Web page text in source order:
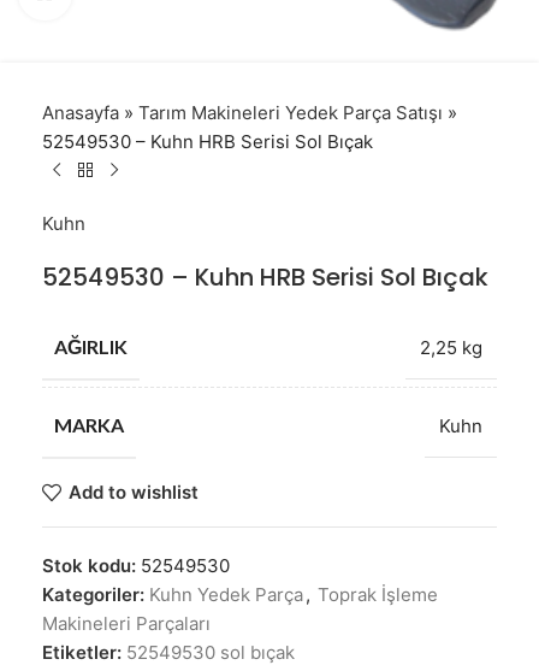
Anasayfa » Tarım Makineleri Yedek Parça Satışı »
52549530 – Kuhn HRB Serisi Sol Bıçak
Kuhn
52549530 – Kuhn HRB Serisi Sol Bıçak
AĞIRLIK 2,25 kg
MARKA Kuhn
Add to wishlist
Stok kodu: 52549530
Kategoriler: Kuhn Yedek Parça, Toprak İşleme
Makineleri Parçaları
Etiketler: 52549530 sol bıçak